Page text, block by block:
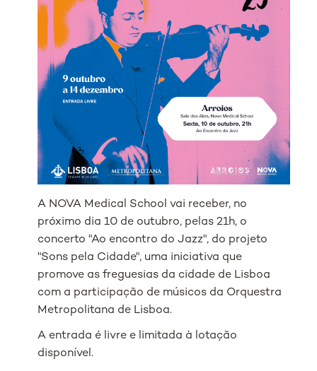
A NOVA Medical School vai receber, no
próximo dia 10 de outubro, pelas 21h, o
concerto "Ao encontro do Jazz", do projeto
"Sons pela Cidade", uma iniciativa que
promove as freguesias da cidade de Lisboa
com a participação de músicos da Orquestra
Metropolitana de Lisboa.
A entrada é livre e limitada à lotação
disponível.